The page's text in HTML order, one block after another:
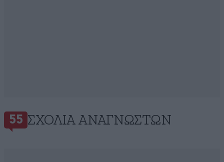
55 ΣΧΌΛΙΑ ΑΝΑΓΝΩΣΤΏΝ